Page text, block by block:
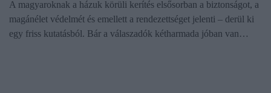
A magyaroknak a házuk körüli kerítés elsősorban a biztonságot, a
magánélet védelmét és emellett a rendezettséget jelenti – derül ki
egy friss kutatásból. Bár a válaszadók kétharmada jóban van…